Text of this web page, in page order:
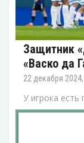
Защитник
«Васко да
22 декабря 2024,
У игрока есть